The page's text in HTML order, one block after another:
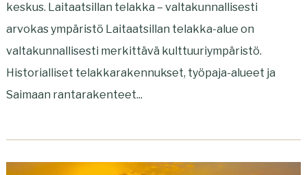
keskus. Laitaatsillan telakka – valtakunnallisesti
arvokas ympäristö Laitaatsillan telakka-alue on
valtakunnallisesti merkittävä kulttuuriympäristö.
Historialliset telakkarakennukset, työpaja-alueet ja
Saimaan rantarakenteet...